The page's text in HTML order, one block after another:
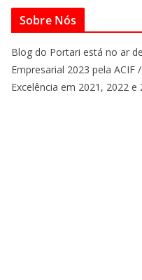
Sobre Nós
Blog do Portari está no ar
Empresarial 2023 pela
Excelência em 2021, 2022 e